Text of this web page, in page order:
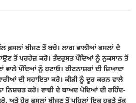
ਫ਼ਸਲਾਂ ਬੀਜਣ ਤੋਂ ਬਚੋ। ਲਾਗ ਵਾਲੀਆਂ ਫਸਲਾਂ ਦੇ
ਤੋਂ ਪਰਹੇਜ਼ ਕਰੋ। ਤੰਦਰੁਸਤ ਪੌਦਿਆਂ ਨੂੰ ਨੁਕਸਾਨ ਤੋਂ
ਪੌਦਿਆਂ ਨੂੰ ਹਟਾਓ। ਕੀਟਨਾਸ਼ਕਾਂ ਦੀ ਜ਼ਿਆਦਾ
ਦੀ ਸਹਾਇਤਾ ਕਰੋ। ਕੀੜੀ ਨੂੰ ਦੂਰ ਕਰਨ ਵਾਲੇ
ਨਿਸ਼ਚਤ ਕਰੋ। ਵਾਢੀ ਦੇ ਬਾਅਦ ਪੋਦਿਆਂ ਦੀ ਰਹਿੰਦ-
ਅਤੇ ਹੋਰ ਫਸਲਾਂ ਬੀਜਣ ਤੋਂ ਪਹਿਲਾਂ ਇਕ ਹਫ਼ਤੇ ਤੱਕ